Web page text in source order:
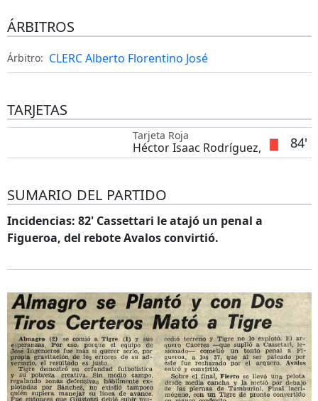
ÁRBITROS
Árbitro: CLERC Alberto Florentino José
TARJETAS
84'
Tarjeta Roja
Héctor Isaac Rodríguez,
SUMARIO DEL PARTIDO
Incidencias: 82' Cassettari le atajó un penal a
Figueroa, del rebote Avalos convirtió.